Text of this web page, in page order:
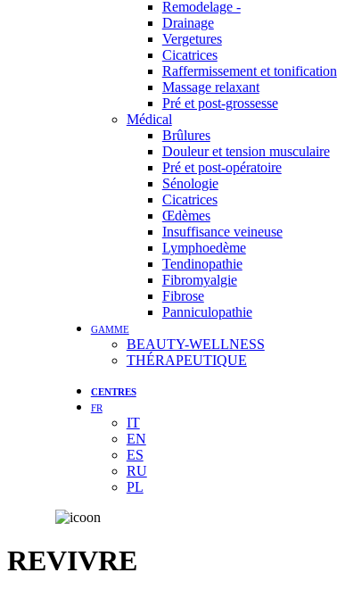
Remodelage -
Drainage
Vergetures
Cicatrices
Raffermissement et tonification
Massage relaxant
Pré et post-grossesse
Médical
Brûlures
Douleur et tension musculaire
Pré et post-opératoire
Sénologie
Cicatrices
Œdèmes
Insuffisance veineuse
Lymphoedème
Tendinopathie
Fibromyalgie
Fibrose
Panniculopathie
GAMME
BEAUTY-WELLNESS
THÉRAPEUTIQUE
CENTRES
FR
IT
EN
ES
RU
PL
REVIVRE